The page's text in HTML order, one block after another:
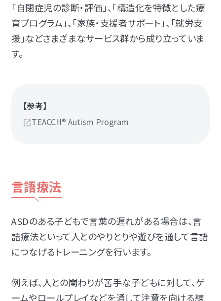
「自閉症児の診断・評価」、「構造化を特徴とした療
育プログラム」、「家族・支援者サポート」、「就労支
援」などさまざまなサービス群から成り立っていま
す。
【参考】
TEACCH® Autism Program
言語療法
ASDのある子どもで言葉の遅れがある場合は、言
語療法といって人とのやりとりや遊びを通して言語
につなげるトレーニングを行います。
例えば、人との関わりが苦手な子どもに対して、ゲ
ームやロールプレイなどを通して注意を向ける練